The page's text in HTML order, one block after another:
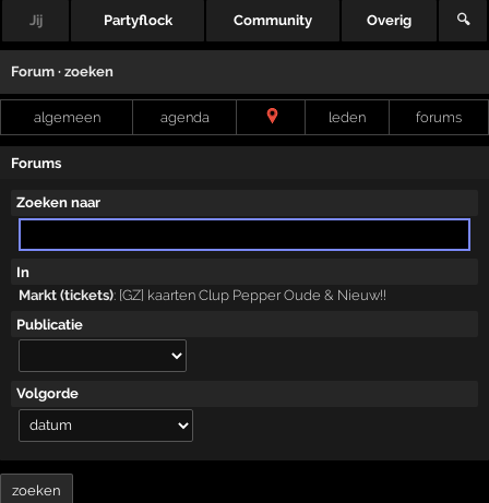
Jij Partyflock Community Overig 🔍
Forum · zoeken
algemeen agenda leden forums
Forums
Zoeken naar
In
Markt (tickets): [GZ] kaarten Clup Pepper Oude & Nieuw!!
Publicatie
Volgorde